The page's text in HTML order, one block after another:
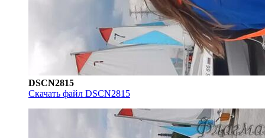
DSCN2815
Скачать файл DSCN2815